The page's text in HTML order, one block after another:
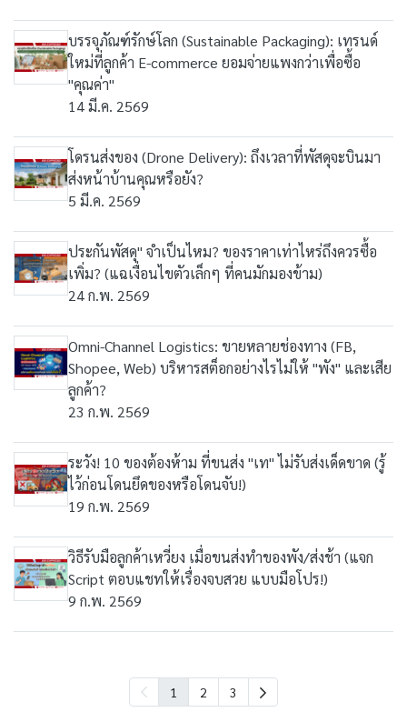
บรรจุภัณฑ์รักษ์โลก (Sustainable Packaging): เทรนด์
ใหม่ที่ลูกค้า E-commerce ยอมจ่ายแพงกว่าเพื่อซื้อ
"คุณค่า"
14 มี.ค. 2569
โดรนส่งของ (Drone Delivery): ถึงเวลาที่พัสดุจะบินมา
ส่งหน้าบ้านคุณหรือยัง?
5 มี.ค. 2569
ประกันพัสดุ" จำเป็นไหม? ของราคาเท่าไหร่ถึงควรซื้อ
เพิ่ม? (แฉเงื่อนไขตัวเล็กๆ ที่คนมักมองข้าม)
24 ก.พ. 2569
Omni-Channel Logistics: ขายหลายช่องทาง (FB,
Shopee, Web) บริหารสต็อกอย่างไรไม่ให้ "พัง" และเสีย
ลูกค้า?
23 ก.พ. 2569
ระวัง! 10 ของต้องห้าม ที่ขนส่ง "เท" ไม่รับส่งเด็ดขาด (รู้
ไว้ก่อนโดนยึดของหรือโดนจับ!)
19 ก.พ. 2569
วิธีรับมือลูกค้าเหวี่ยง เมื่อขนส่งทำของพัง/ส่งช้า (แจก
Script ตอบแชทให้เรื่องจบสวย แบบมือโปร!)
9 ก.พ. 2569
1 2 3